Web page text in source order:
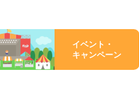
イベント・
キャンペーン